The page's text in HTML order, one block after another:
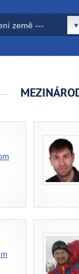
země ---